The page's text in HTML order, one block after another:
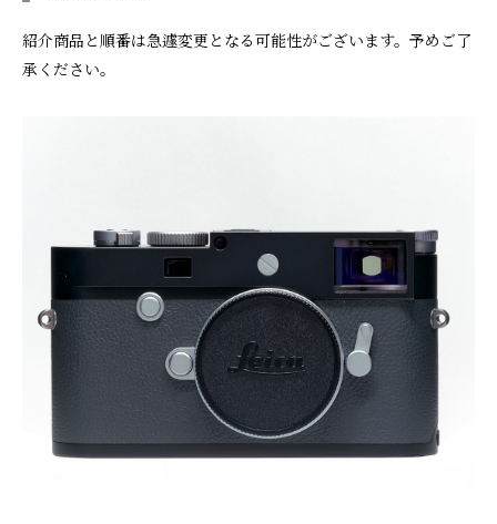
紹介商品と順番は急遽変更となる可能性がございます。予めご了
承ください。